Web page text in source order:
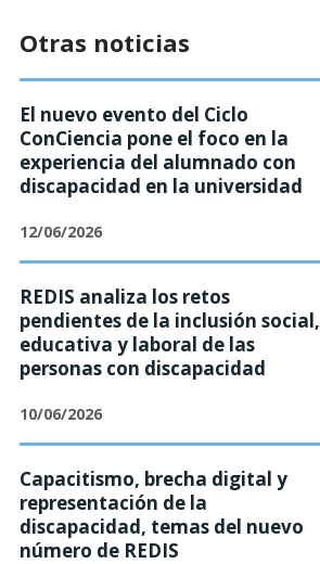
Otras noticias
El nuevo evento del Ciclo
ConCiencia pone el foco en la
experiencia del alumnado con
discapacidad en la universidad
12/06/2026
REDIS analiza los retos
pendientes de la inclusión social,
educativa y laboral de las
personas con discapacidad
10/06/2026
Capacitismo, brecha digital y
representación de la
discapacidad, temas del nuevo
número de REDIS